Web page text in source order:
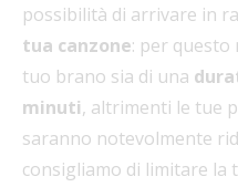
possibilità di arrivare in
tua canzone: per questo
tuo brano sia di una
minuti, altrimenti le tue
saranno notevolmente
consigliamo di limitare la